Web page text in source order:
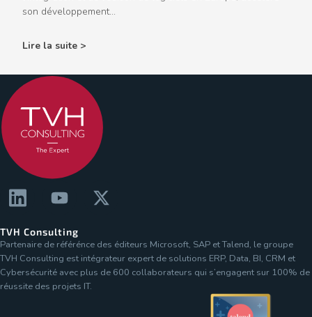
son développement...
Lire la suite >
TVH Consulting
Partenaire de référénce des éditeurs Microsoft, SAP et Talend, le groupe
TVH Consulting est intégrateur expert de solutions ERP, Data, BI, CRM et
Cybersécurité avec plus de 600 collaborateurs qui s’engagent sur 100% de
réussite des projets IT.